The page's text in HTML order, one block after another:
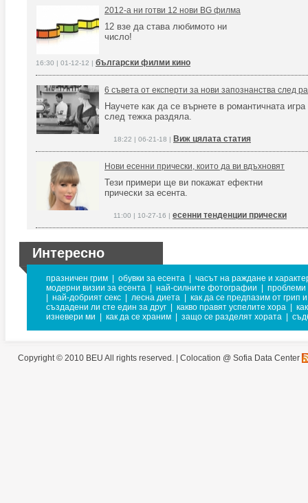
2012-а ни готви 12 нови BG филма
12 взе да става любимото ни
число!
16:30 | 01-12-12 | български филми кино
6 съвета от експерти за нови запознанства след
Научете как да се върнете в романтичната игра
след тежка раздяла.
18:22 | 06-21-18 | Виж цялата статия
Нови есенни прически, които да ви вдъхновят
Тези примери ще ви покажат ефектни
прически за есента.
11:00 | 10-27-16 | есенни тенденции прически
Интересно
празничен грим обувки за есента
часът на раждане и
модерни визии за есента
най-силните фотографии
проблеми
най-добрият секс лесна диета
как да се предпазим от грип
създадени ли сте един за друг
какво правят успелите хора
изневери ми
как да се храним защо се разделят хората
Copyright © 2010 BEU All rights reserved. | Colocation @ Sofia Data Center